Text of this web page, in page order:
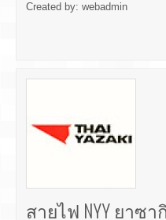
Created by: webadmin
สายไฟ NYY ยาซากิ